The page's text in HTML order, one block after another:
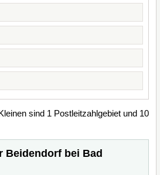
sind 1 Postleitzahlgebiet und 10
bei Bad